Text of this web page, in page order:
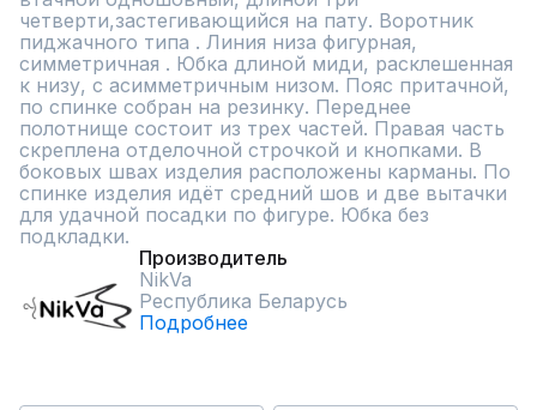
четверти,застегивающийся на пату. Воротник
пиджачного типа . Линия низа фигурная,
симметричная . Юбка длиной миди, расклешенная
к низу, с асимметричным низом. Пояс притачной,
по спинке собран на резинку. Переднее
полотнище состоит из трех частей. Правая часть
скреплена отделочной строчкой и кнопками. В
боковых швах изделия расположены карманы. По
спинке изделия идёт средний шов и две вытачки
для удачной посадки по фигуре. Юбка без
подкладки.
Производитель
NikVa
Республика Беларусь
Подробнее